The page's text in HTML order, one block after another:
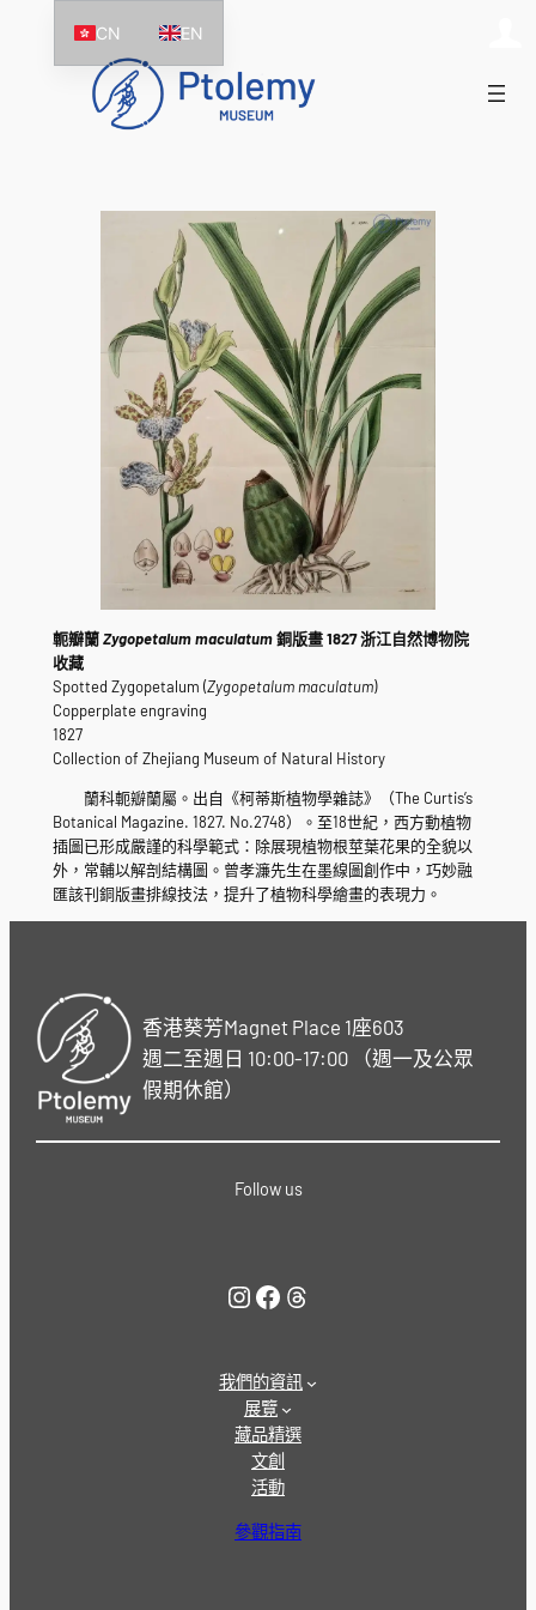
軛瓣蘭Zygopetalum maculatum銅版畫 1827 浙江自然博物院
收藏
Spotted Zygopetalum (Zygopetalum maculatum)
Copperplate engraving
1827
Collection of Zhejiang Museum of Natural History
蘭科軛瓣蘭屬。出自《柯蒂斯植物學雜誌》（The Curtis’s
Botanical Magazine. 1827. No.2748）。至18世紀，西方動植物
插圖已形成嚴謹的科學範式：除展現植物根莖葉花果的全貌以
外，常輔以解剖結構圖。曾孝濂先生在墨線圖創作中，巧妙融
匯該刊銅版畫排線技法，提升了植物科學繪畫的表現力。
香港葵芳Magnet Place 1座603
週二至週日 10:00-17:00 （週一及公眾
假期休館）
Follow us
Instagram Facebook Threads
我們的資訊
展覽
藏品精選
文創
活動
參觀指南
CN EN